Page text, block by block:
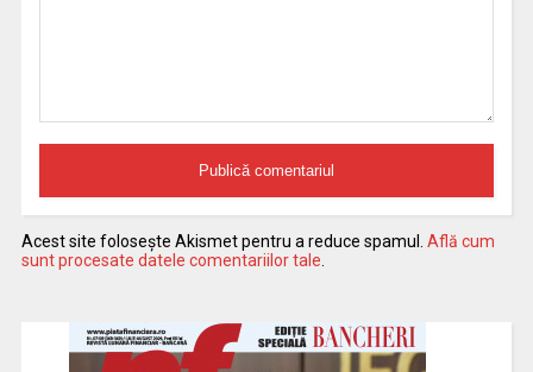
Acest site folosește Akismet pentru a reduce spamul. Află cum
sunt procesate datele comentariilor tale